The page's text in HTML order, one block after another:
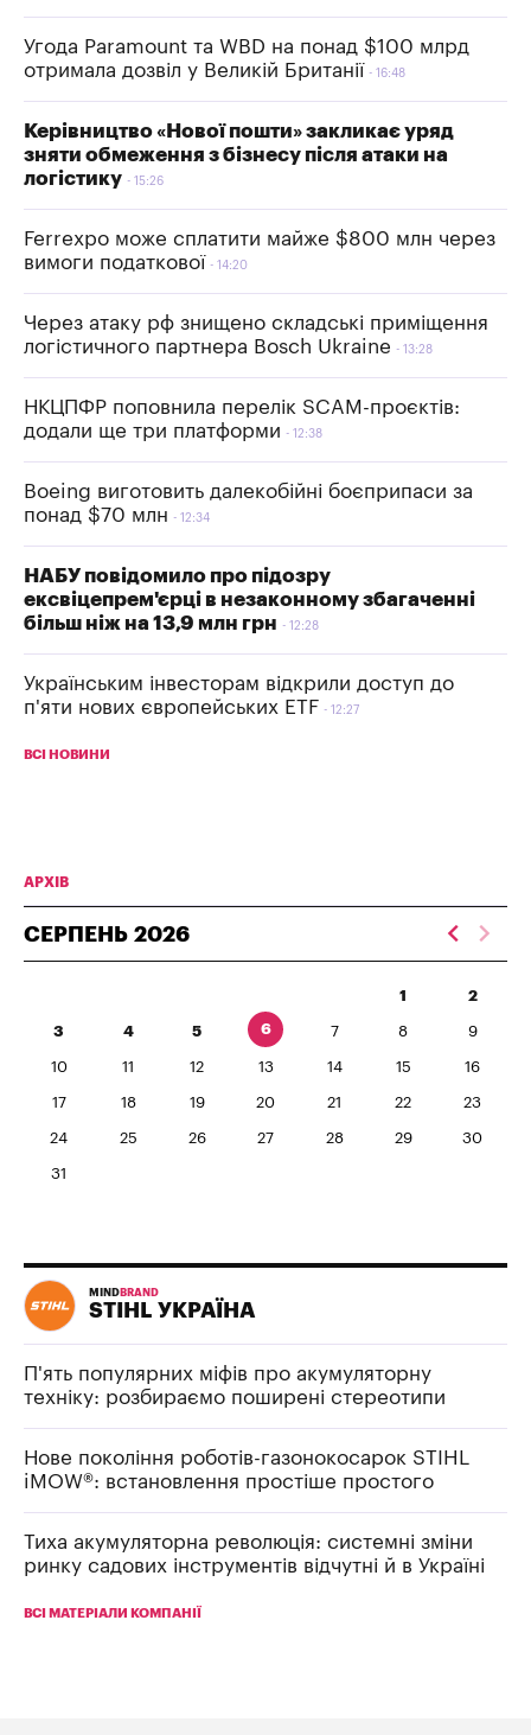
Угода Paramount та WBD на понад $100 млрд
отримала дозвіл у Великій Британії
16:48
Керівництво «Нової пошти» закликає уряд
зняти обмеження з бізнесу після атаки на
логістику
15:26
Ferrexpo може сплатити майже $800 млн через
вимоги податкової
14:20
Через атаку рф знищено складські приміщення
логістичного партнера Bosch Ukraine
13:28
НКЦПФР поповнила перелік SCAM-проєктів:
додали ще три платформи
12:38
Boeing виготовить далекобійні боєприпаси за
понад $70 млн
12:34
НАБУ повідомило про підозру
ексвіцепрем'єрці в незаконному збагаченні
більш ніж на 13,9 млн грн
12:28
Українським інвесторам відкрили доступ до
п'яти нових європейських ETF
12:27
ВСІ НОВИНИ
АРХІВ
СЕРПЕНЬ 2026
1 2
3 4 5 6 7 8 9
10 11 12 13 14 15 16
17 18 19 20 21 22 23
24 25 26 27 28 29 30
31
MIND BRAND
STIHL УКРАЇНА
П'ять популярних міфів про акумуляторну
техніку: розбираємо поширені стереотипи
Нове покоління роботів-газонокосарок STIHL
iMOW®: встановлення простіше простого
Тиха акумуляторна революція: системні зміни
ринку садових інструментів відчутні й в Україні
ВСІ МАТЕРІАЛИ КОМПАНІЇ